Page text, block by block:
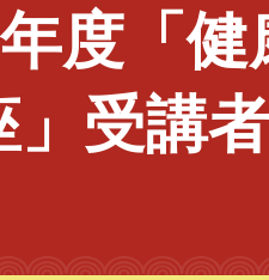
度「健
」受講